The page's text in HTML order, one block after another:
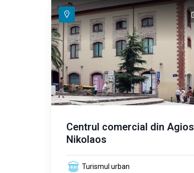
Centrul comercial din Agios
Nikolaos
Turismul urban